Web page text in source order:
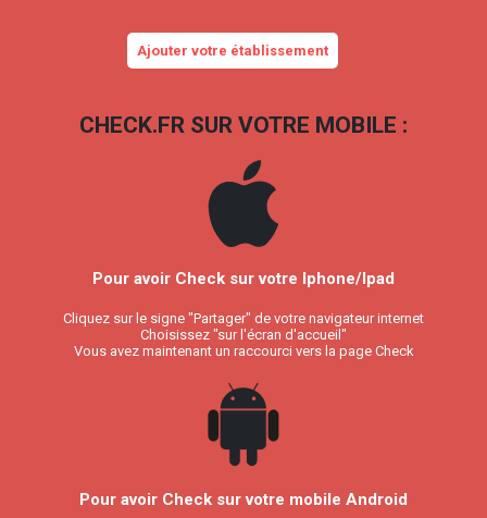
Ajouter votre établissement
CHECK.FR SUR VOTRE MOBILE :
Pour avoir Check sur votre Iphone/Ipad
Cliquez sur le signe "Partager" de votre navigateur internet
Choisissez "sur l'écran d'accueil"
Vous avez maintenant un raccourci vers la page Check
Pour avoir Check sur votre mobile Android